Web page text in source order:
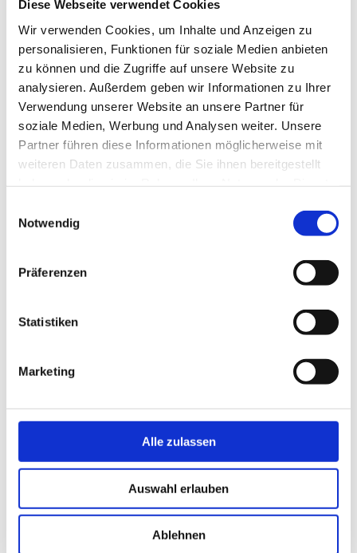
Diese Webseite verwendet Cookies
Wir verwenden Cookies, um Inhalte und Anzeigen zu
personalisieren, Funktionen für soziale Medien anbieten
zu können und die Zugriffe auf unsere Website zu
analysieren. Außerdem geben wir Informationen zu Ihrer
Verwendung unserer Website an unsere Partner für
soziale Medien, Werbung und Analysen weiter. Unsere
Partner führen diese Informationen möglicherweise mit
weiteren Daten zusammen, die Sie ihnen bereitgestellt
Notwendig
Präferenzen
Statistiken
Marketing
Alle zulassen
Auswahl erlauben
Ablehnen
ansehen
SchreibenSie uns eine Nachricht – wir sind gerne für Sie
da.
Ihr Name*
Ihre E-Mail-Adresse*
SPAM-Schutz: Lösen Sie
2 + 2 =